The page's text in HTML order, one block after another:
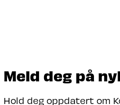
Meld deg på
Hold deg oppdatert om